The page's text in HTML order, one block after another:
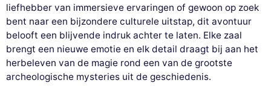
liefhebber van immersieve ervaringen of gewoon op zoek
bent naar een bijzondere culturele uitstap, dit avontuur
belooft een blijvende indruk achter te laten. Elke zaal
brengt een nieuwe emotie en elk detail draagt bij aan het
herbeleven van de magie rond een van de grootste
archeologische mysteries uit de geschiedenis.